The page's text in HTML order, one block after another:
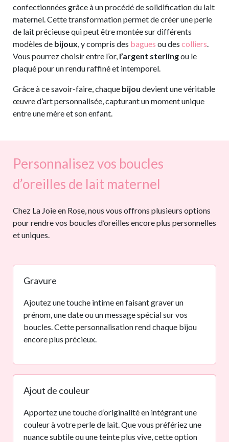
confectionnées grâce à un procédé de solidification du lait
maternel. Cette transformation permet de créer une perle
de lait précieuse qui peut être montée sur différents
modèles de bijoux , y compris des bagues ou des colliers
Vous pourrez choisir entre l’or, l’argent sterlingou le
plaqué pour un rendu raffiné et intemporel.
Grâce à ce savoir-faire, chaque bijou devient une véritable
œuvre d’art personnalisée, capturant un moment unique
entre une mère et son enfant.
Personnalisez vos boucles
d’oreilles de lait maternel
Chez La Joie en Rose, nous vous offrons plusieurs options
pour rendre vos boucles d’oreilles encore plus personnelles
et uniques.
Gravure
Ajoutez une touche intime en faisant graver un
prénom, une date ou un message spécial sur vos
boucles. Cette personnalisation rend chaque bijou
encore plus précieux.
Ajout de couleur
Apportez une touche d’originalité en intégrant une
couleur à votre perle de lait. Que vous préfériez une
nuance subtile ou une teinte plus vive, cette option